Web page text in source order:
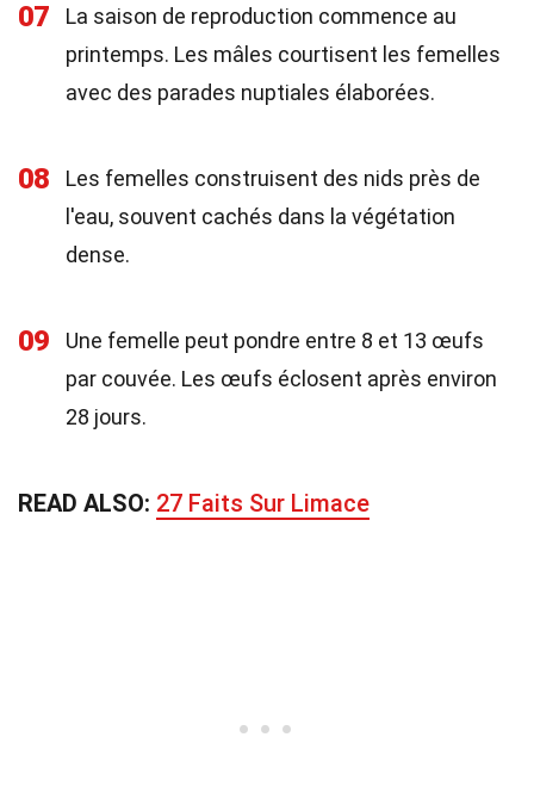
07
La saison de reproduction commence au
printemps. Les mâles courtisent les femelles
avec des parades nuptiales élaborées.
08
Les femelles construisent des nids près de
l'eau, souvent cachés dans la végétation
dense.
09
Une femelle peut pondre entre 8 et 13 œufs
par couvée. Les œufs éclosent après environ
28 jours.
READ ALSO: 27 Faits Sur Limace